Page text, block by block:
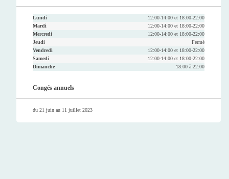
Lundi
12:00-14:00 et 18:00-22:00
Mardi
12:00-14:00 et 18:00-22:00
Mercredi
12:00-14:00 et 18:00-22:00
Jeudi
Fermé
Vendredi
12:00-14:00 et 18:00-22:00
Samedi
12:00-14:00 et 18:00-22:00
Dimanche
18:00 à 22:00
Congés annuels
du 21 juin au 11 juillet 2023